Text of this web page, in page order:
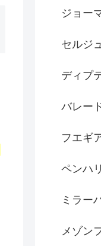
ジョー
セルジ
ディプ
バレー
フエギ
ペンハ
ミラー
メゾン